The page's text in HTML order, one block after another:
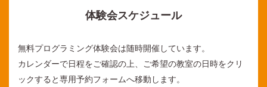
体験会スケジュール
無料プログラミング体験会は随時開催しています。
カレンダーで日程をご確認の上、ご希望の教室の日時をクリ
ックすると専用予約フォームへ移動します。